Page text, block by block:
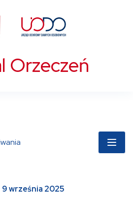
Orzeczeń
9 września 2025